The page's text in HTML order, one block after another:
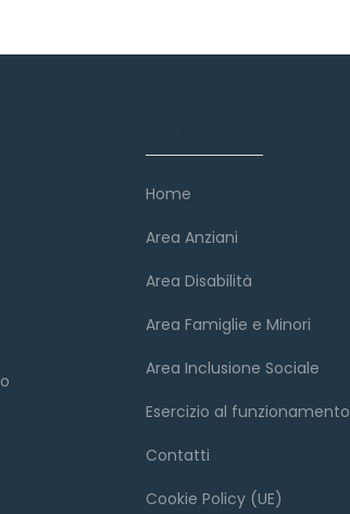
Home
Area Anziani
Area Disabilità
Area Famiglie e Minori
Area Inclusione Sociale
Esercizio al funzionamento
Contatti
Cookie Policy (UE)